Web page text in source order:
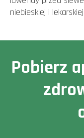
niebieskiej i lekarskiej.
Pobierz